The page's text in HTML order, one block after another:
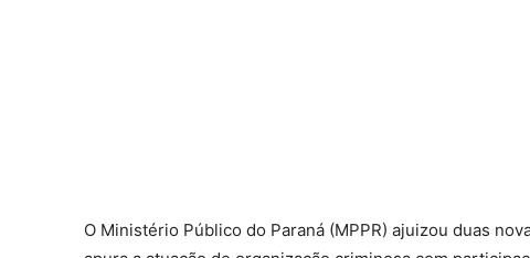
O Ministério Público do Paraná (MPPR) ajuizou duas